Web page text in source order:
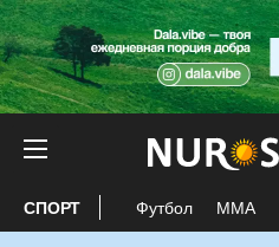
СПОРТ Футбол ММА